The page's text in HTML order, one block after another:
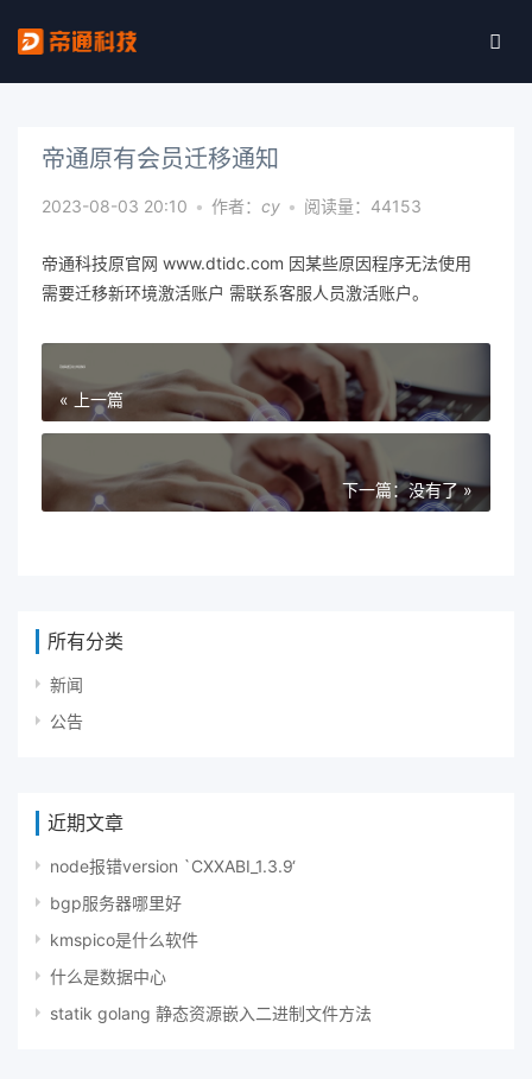
帝通原有会员迁移通知
2023-08-03 20:10 • 作者： cy • 阅读量：44153
帝通科技原官网 www.dtidc.com 因某些原因程序无法使用
需要迁移新环境激活账户 需联系客服人员激活账户。
« 上一篇
下一篇：没有了 »
所有分类
新闻
公告
近期文章
node报错version `CXXABI_1.3.9‘
bgp服务器哪里好
kmspico是什么软件
什么是数据中心
statik golang 静态资源嵌入二进制文件方法